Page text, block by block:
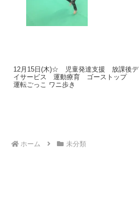
12月15日(木)☆ 児童発達支援 放課後デ
イサービス 運動療育 ゴーストップ
運転ごっこ ワニ歩き
ホーム 未分類